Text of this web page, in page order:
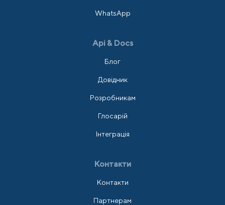
WhatsApp
Api & Docs
Блог
Довідник
Розробникам
Глосарій
Інтеграція
Контакти
Контакти
Партнерам